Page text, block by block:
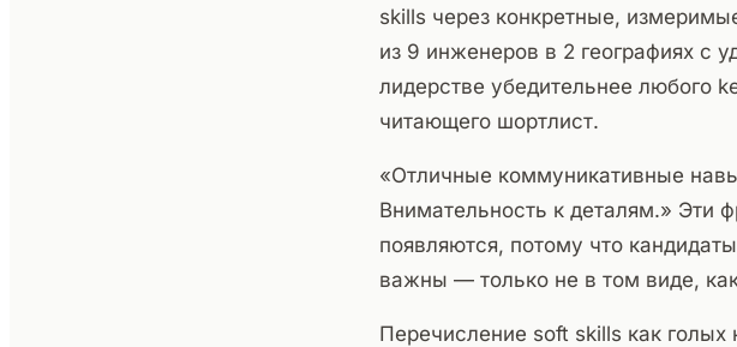
skills через конкретные,
из 9 инженеров в 2 географиях с
лидерстве убедительнее любого
читающего шортлист.
«Отличные коммуникативные
Внимательность к деталям.» Эти
появляются, потому что
важны — только не в том виде,
Перечисление soft skills как